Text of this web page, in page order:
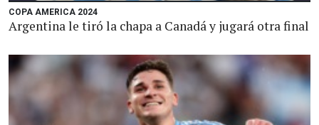
COPA AMERICA 2024
Argentina le tiró la chapa a Canadá y jugará otra final